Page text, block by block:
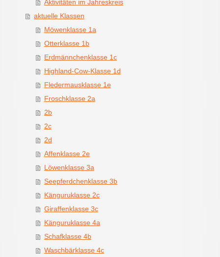
Aktivitäten im Jahreskreis
aktuelle Klassen
Möwenklasse 1a
Otterklasse 1b
Erdmännchenklasse 1c
Highland-Cow-Klasse 1d
Fledermausklasse 1e
Froschklasse 2a
2b
2c
2d
Affenklasse 2e
Löwenklasse 3a
Seepferdchenklasse 3b
Känguruklasse 2c
Giraffenklasse 3c
Känguruklasse 4a
Schafklasse 4b
Waschbärklasse 4c